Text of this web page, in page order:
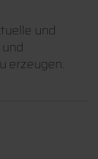
und
erzeugen.